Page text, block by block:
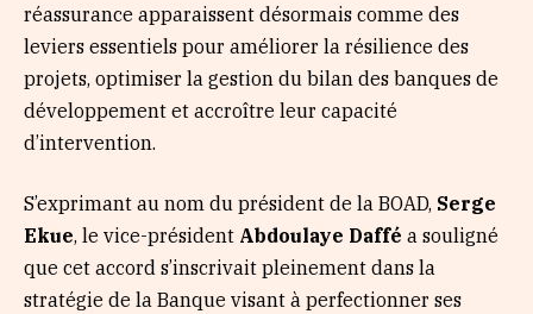
réassurance apparaissent désormais comme des
leviers essentiels pour améliorer la résilience des
projets, optimiser la gestion du bilan des banques de
développement et accroître leur capacité
d’intervention.
S’exprimant au nom du président de la BOAD, Serge
Ekue, le vice-président Abdoulaye Daffé a souligné
que cet accord s’inscrivait pleinement dans la
stratégie de la Banque visant à perfectionner ses